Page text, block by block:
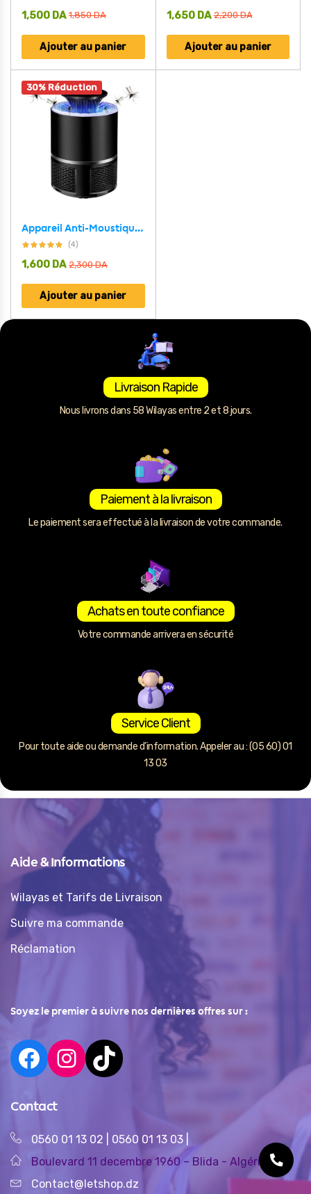
1,850DA
1,500 DA
Ajouter au panier
2,200DA
1,650 DA
Ajouter au panier
30% Réduction
Appareil Anti-Moustique USB 5W Avec Lampe LED Écologique
(4)
2,300DA
1,600 DA
Ajouter au panier
Livraison Rapide
Nous livrons dans 58 Wilayas entre 2 et 8 jours.
Paiement à la livraison
Le paiement sera effectué à la livraison de votre commande.
Achats en toute confiance
Votre commande arrivera en sécurité
Service Client
Pour toute aide ou demande d’information. Appeler au : (05 60) 01
13 03
Aide & Informations
Wilayas et Tarifs de Livraison
Suivre ma commande
Réclamation
Soyez le premier à suivre nos dernières offres sur :
Contact
0560 01 13 02 0560 01 13 03
Boulevard 11 decembre 1960 – Blida - Algérie
Contact@letshop.dz